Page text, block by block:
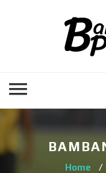
Home /